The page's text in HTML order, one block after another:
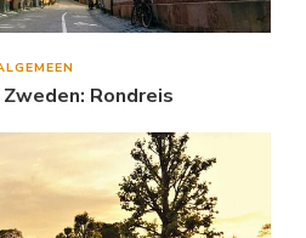
Rondreis